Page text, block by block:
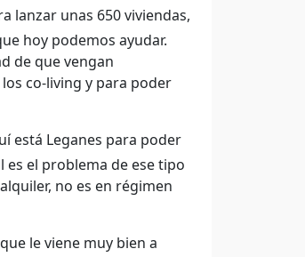
lanzar unas 650 viviendas,
hoy podemos ayudar.
de que vengan
co-living y para poder
está Leganes para poder
es el problema de ese tipo
no es en régimen
le viene muy bien a